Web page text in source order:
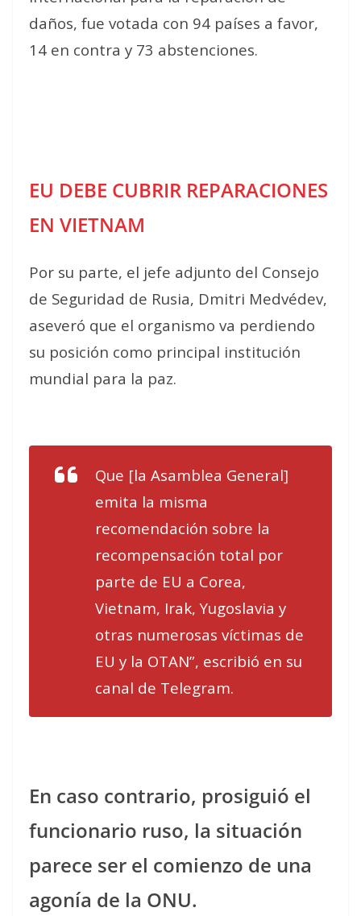
daños, fue votada con 94 países a favor,
14 en contra y 73 abstenciones.
EU DEBE CUBRIR REPARACIONES
EN VIETNAM
Por su parte, el jefe adjunto del Consejo
de Seguridad de Rusia, Dmitri Medvédev,
aseveró que el organismo va perdiendo
su posición como principal institución
mundial para la paz.
Que [la Asamblea General]
emita la misma
recomendación sobre la
recompensación total por
parte de EU a Corea,
Vietnam, Irak, Yugoslavia y
otras numerosas víctimas de
EU y la OTAN”, escribió en su
canal de Telegram.
En caso contrario, prosiguió el
funcionario ruso, la situación
parece ser el comienzo de una
agonía de la ONU.